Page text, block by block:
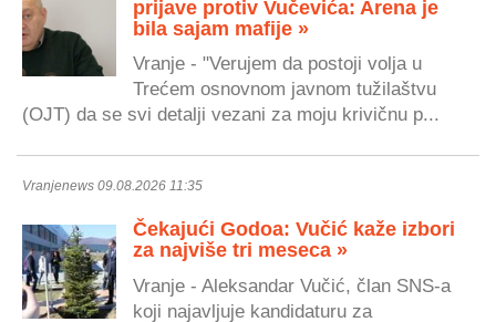
prijave protiv Vučevića: Arena je
bila sajam mafije »
Vranje - "Verujem da postoji volja u
Trećem osnovnom javnom tužilaštvu
(OJT) da se svi detalji vezani za moju krivičnu p...
Vranjenews 09.08.2026 11:35
Čekajući Godoa: Vučić kaže izbori
za najviše tri meseca »
Vranje - Aleksandar Vučić, član SNS-a
koji najavljuje kandidaturu za